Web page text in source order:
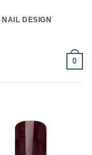
DESIGN
0